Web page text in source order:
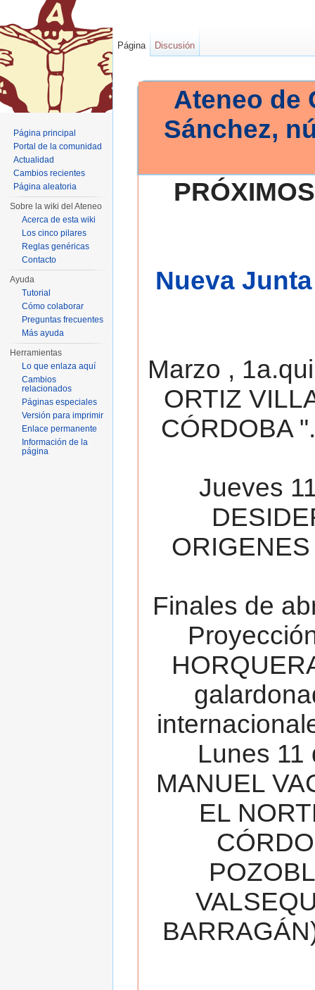
Ateneo de
Sánchez,
Nueva
Marzo ,
ORTIZ
CÓRDOBA
Jueves
Finales de
Lunes 11
MANUEL
EL
Página Discusión
Página principal
Portal de la comunidad
Actualidad
Cambios recientes
Página aleatoria
Sobre la wiki del Ateneo
Acerca de esta wiki
Los cinco pilares
Reglas genéricas
Contacto
Ayuda
Tutorial
Cómo colaborar
Preguntas frecuentes
Más ayuda
Herramientas
Lo que enlaza aquí
Cambios
relacionados
Páginas especiales
Versión para imprimir
Enlace permanente
Información de la
página